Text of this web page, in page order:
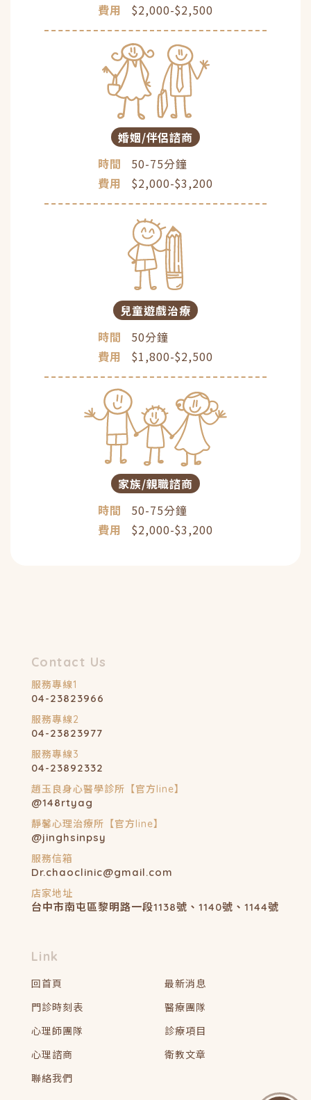
費用
$2,000-$2,500
婚姻/伴侶諮商
時間
50-75分鐘
費用
$2,000-$3,200
兒童遊戲治療
時間
50分鐘
費用
$1,800-$2,500
家族/親職諮商
時間
50-75分鐘
費用
$2,000-$3,200
@148rtyag
@jinghsinpsy
04-23823966
04-23823977
04-23892332
Dr.chaoclinic@gmail.com
台中市南屯區黎明路一段1138號、1140號、1144號
回首頁
最新消息
門診時刻表
醫療團隊
心理師團隊
診療項目
心理諮商
衛教文章
聯絡我們